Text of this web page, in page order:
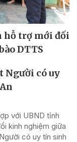
hỗ trợ mới đối
DTTS
Người có uy
với UBND tỉnh
kinh nghiệm giữa
có uy tín sinh